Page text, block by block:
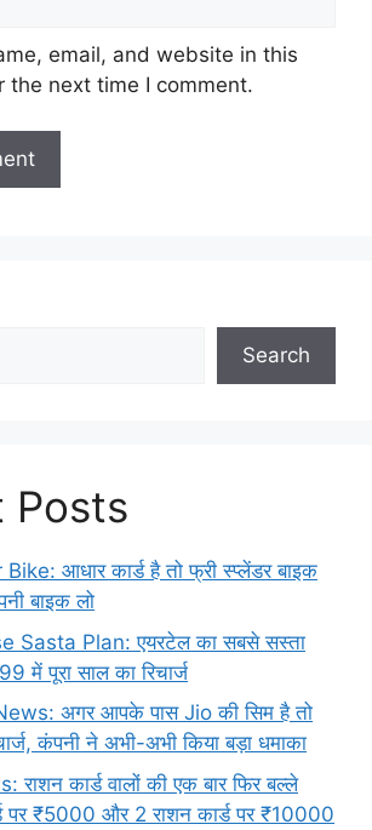
email, and website in this
the next time I comment.
Search
Posts
आधार कार्ड है तो फ्री स्प्लेंडर बाइक
बाइक लो
Sasta Plan: एयरटेल का सबसे सस्ता
में पूरा साल का रिचार्ज
अगर आपके पास Jio की सिम है तो
कंपनी ने अभी-अभी किया बड़ा धमाका
कार्ड वालों की एक बार फिर बल्ले
पर ₹5000 और 2 राशन कार्ड पर ₹10000